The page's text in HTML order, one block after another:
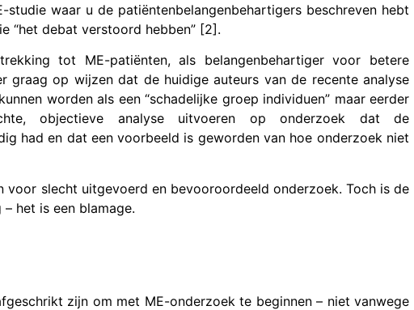
studie waar u de patiëntenbelangenbehartigers beschreven hebt
“het debat verstoord hebben” [2].
tot ME-patiënten, als belangenbehartiger voor betere
graag op wijzen dat de huidige auteurs van de recente analyse
worden als een “schadelijke groep individuen” maar eerder
objectieve analyse uitvoeren op onderzoek dat de
had en dat een voorbeeld is geworden van hoe onderzoek niet
voor slecht uitgevoerd en bevooroordeeld onderzoek. Toch is de
het is een blamage.
zijn om met ME-onderzoek te beginnen – niet vanwege